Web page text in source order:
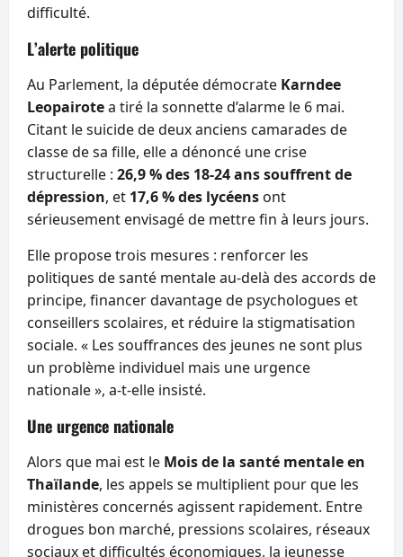
difficulté.
L’alerte politique
Au Parlement, la députée démocrate Karndee
Leopairotea tiré la sonnette d’alarme le 6 mai.
Citant le suicide de deux anciens camarades de
classe de sa fille, elle a dénoncé une crise
structurelle : 26,9 % des 18-24 ans souffrent de
dépression, et 17,6 % des lycéens ont
sérieusement envisagé de mettre fin à leurs jours.
Elle propose trois mesures : renforcer les
politiques de santé mentale au-delà des accords de
principe, financer davantage de psychologues et
conseillers scolaires, et réduire la stigmatisation
sociale. « Les souffrances des jeunes ne sont plus
un problème individuel mais une urgence
nationale », a-t-elle insisté.
Une urgence nationale
Alors que mai est le Mois de la santé mentale en
Thaïlande, les appels se multiplient pour que les
ministères concernés agissent rapidement. Entre
drogues bon marché, pressions scolaires, réseaux
sociaux et difficultés économiques, la jeunesse